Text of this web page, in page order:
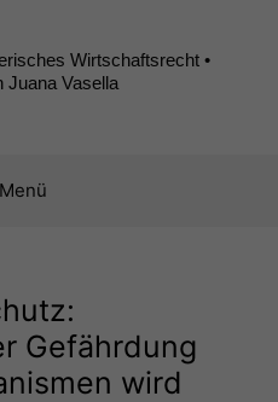
Wirtschaftsrecht •
Juana Vasella
Menü
Gefährdung
wird